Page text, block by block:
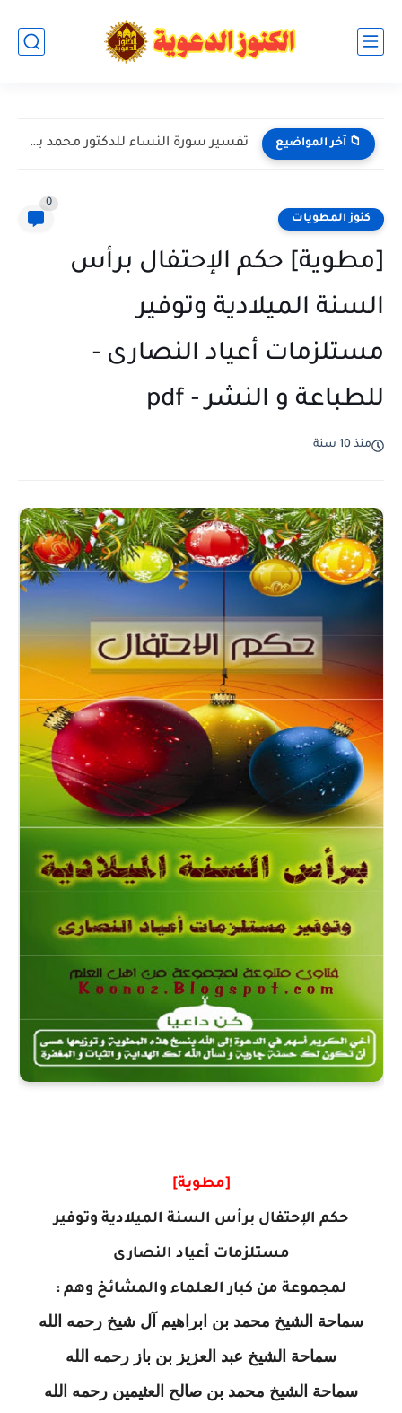
📁 آخر المواضيع تفسير سورة النساء للدكتور محمد بن عبد العزيز الخضيري حفظه...
كنوز المطويات
0
[مطوية] حكم الإحتفال برأس
السنة الميلادية وتوفير
مستلزمات أعياد النصارى -
للطباعة و النشر - pdf
منذ 10 سنة
[مطوية]
حكم الإحتفال برأس السنة الميلادية وتوفير
مستلزمات أعياد النصارى
لمجموعة من كبار العلماء والمشائخ وهم :
سماحة الشيخ محمد بن ابراهيم آل شيخ رحمه الله
سماحة الشيخ عبد العزيز بن باز رحمه الله
سماحة الشيخ محمد بن صالح العثيمين رحمه الله